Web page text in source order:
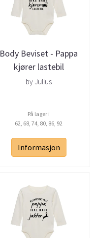
Body Beviset - Pappa
kjører lastebil
by Julius
På lager i
62, 68, 74, 80, 86, 92
Informasjon